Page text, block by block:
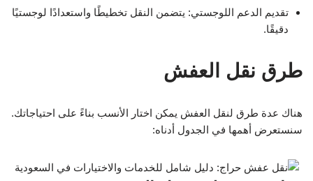
تقديم الدعم اللوجستي: يتضمن النقل تخطيطًا واستعدادًا لوجستيًا
دقيقًا.
طرق نقل العفش
هناك عدة طرق لنقل العفش يمكن اختار الأنسب بناءً على احتياجاتك.
سنستعرض أهمها في الجدول أدناه: